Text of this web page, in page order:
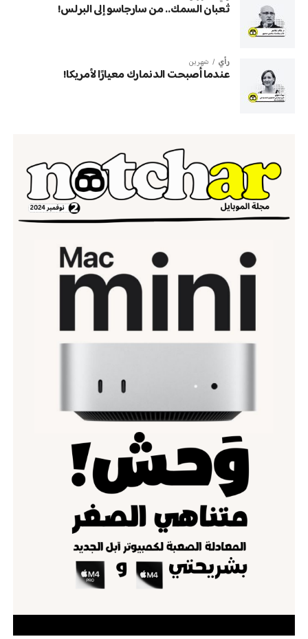
ثعبان السمك.. من سارجاسو إلى البرلس!
رأي شهرين
عندما أصبحت الدنمارك معيارًا لأمريكا!